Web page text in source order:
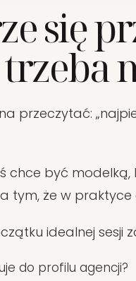
się
przeczytać:
chce być
tym, że w
idealnej sesji
do profilu agencji?